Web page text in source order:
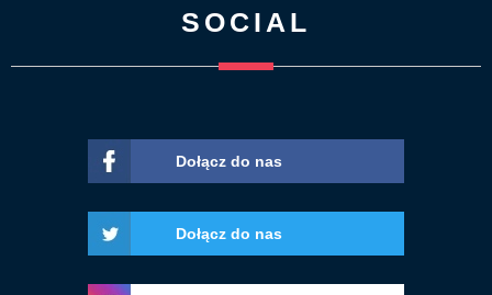
SOCIAL
Dołącz do nas
Dołącz do nas